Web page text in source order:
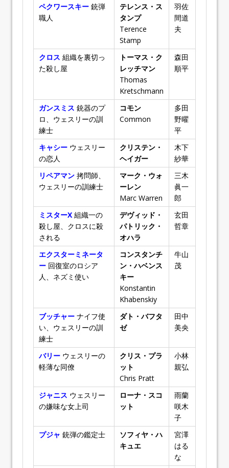
ペクワースキー 銃弾
職人
テレンス・ス
タンプ
Terence
Stamp
羽佐
間道
夫
クロス 組織を裏切っ
た殺し屋
トーマス・ク
レッチマン
Thomas
Kretschmann
森田
順平
ガンスミス 銃器のプ
ロ、ウェスリーの訓
練士
コモン
Common
多田
野曜
平
キャシー ウェスリー
の恋人
クリステン・
ヘイガー
木下
紗華
リペアマン 拷問師、
ウェスリーの訓練士
マーク・ウォ
ーレン
Marc Warren
三木
眞一
郎
ミスターX 組織一の
殺し屋、クロスに殺
される
デヴィッド・
パトリック・
オハラ
玄田
哲章
エクスターミネータ
ー 回復室のロシア
人、ネズミ使い
コンスタンチ
ン・ハベンス
キー
Konstantin
Khabenskiy
牛山
茂
ブッチャー ナイフ使
い、ウェスリーの訓
練士
ダト・バフタ
ゼ
田中
美央
バリー ウェスリーの
軽薄な同僚
クリス・プラ
ット
Chris Pratt
小林
親弘
ジャニス ウェスリー
の嫌味な女上司
ローナ・スコ
ット
雨蘭
咲木
子
プジャ 銃弾の鑑定士
ソフィヤ・ハ
キュエ
宮澤
はる
な